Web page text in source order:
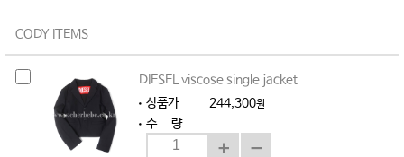
CODY ITEMS
DIESEL viscose single jacket
상품가
244,300원
수 량